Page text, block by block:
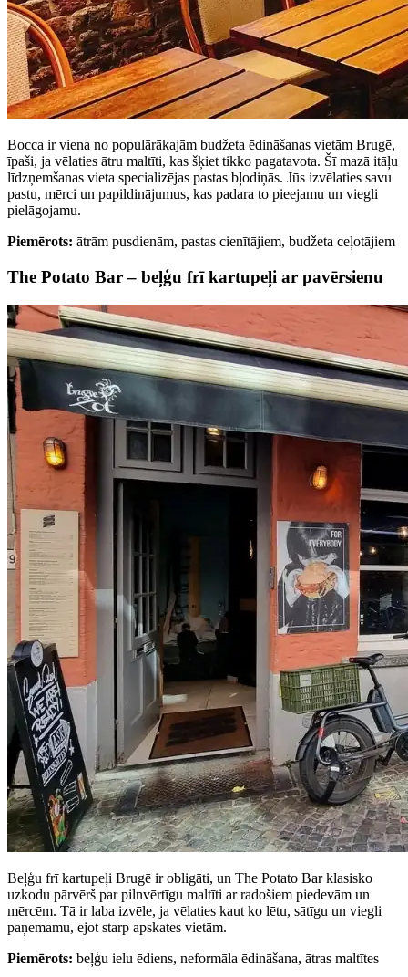
Bocca ir viena no populārākajām budžeta ēdināšanas vietām Brugē,
īpaši, ja vēlaties ātru maltīti, kas šķiet tikko pagatavota. Šī mazā itāļu
līdzņemšanas vieta specializējas pastas bļodiņās. Jūs izvēlaties savu
pastu, mērci un papildinājumus, kas padara to pieejamu un viegli
pielāgojamu.
Piemērots: ātrām pusdienām, pastas cienītājiem, budžeta ceļotājiem
The Potato Bar – beļģu frī kartupeļi ar pavērsienu
Beļģu frī kartupeļi Brugē ir obligāti, un The Potato Bar klasisko
uzkodu pārvērš par pilnvērtīgu maltīti ar radošiem piedevām un
mērcēm. Tā ir laba izvēle, ja vēlaties kaut ko lētu, sātīgu un viegli
paņemamu, ejot starp apskates vietām.
Piemērots: beļģu ielu ēdiens, neformāla ēdināšana, ātras maltītes